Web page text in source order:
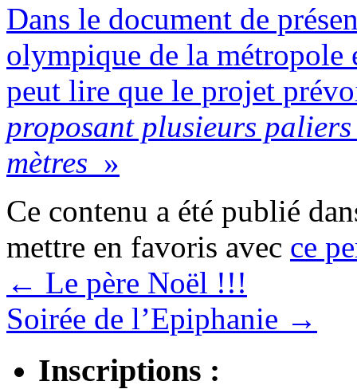
Dans le document de
olympique de la
peut lire que le projet
proposant plusieurs
mètres »
Ce contenu a été publié
mettre en favoris avec ce
← Le père Noël !!!
Soirée de l’Epiphanie →
Inscriptions :